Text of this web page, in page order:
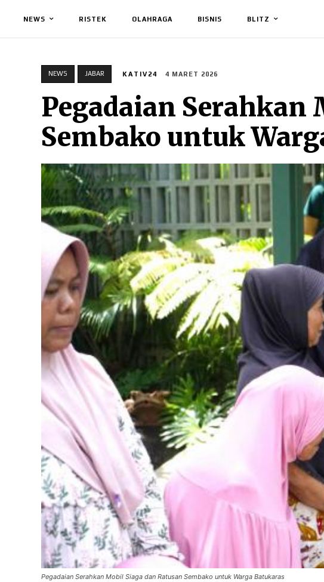
NEWS RISTEK OLAHRAGA BISNIS BLITZ
NEWS JABAR KATIV24 4 MARET 2026
Pegadaian Serahkan
Sembako untuk
Pegadaian Serahkan Mobil Siaga dan Ratusan Sembako untuk Warga Batukaras